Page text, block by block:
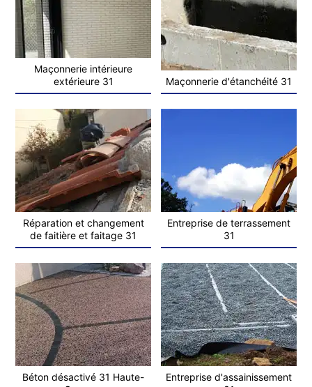
Maçonnerie intérieure
extérieure 31
Maçonnerie d'étanchéité 31
Réparation et changement
de faitière et faitage 31
Entreprise de terrassement
31
Béton désactivé 31 Haute-
Entreprise d'assainissement